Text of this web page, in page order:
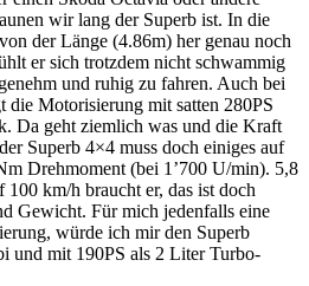
wir lang der Superb ist. In die
der Länge (4.86m) her genau noch
er sich trotzdem nicht schwammig
und ruhig zu fahren. Auch bei
die Motorisierung mit satten 280PS
Da geht ziemlich was und die Kraft
Superb 4×4 muss doch einiges auf
Drehmoment (bei 1’700 U/min). 5,8
100 km/h braucht er, das ist doch
Gewicht. Für mich jedenfalls eine
würde ich mir den Superb
und mit 190PS als 2 Liter Turbo-